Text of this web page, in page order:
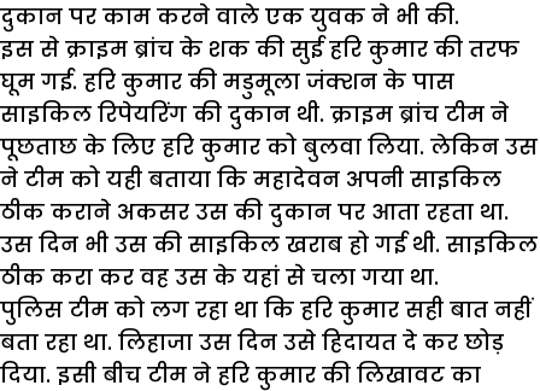
दुकान पर काम करने वाले एक युवक ने भी की.
इस से क्राइम ब्रांच के शक की सुई हरि कुमार की तरफ
घूम गई. हरि कुमार की मडुमूला जंक्शन के पास
साइकिल रिपेयरिंग की दुकान थी. क्राइम ब्रांच टीम ने
पूछताछ के लिए हरि कुमार को बुलवा लिया. लेकिन उस
ने टीम को यही बताया कि महादेवन अपनी साइकिल
ठीक कराने अकसर उस की दुकान पर आता रहता था.
उस दिन भी उस की साइकिल खराब हो गई थी. साइकिल
ठीक करा कर वह उस के यहां से चला गया था.
पुलिस टीम को लग रहा था कि हरि कुमार सही बात नहीं
बता रहा था. लिहाजा उस दिन उसे हिदायत दे कर छोड़
दिया. इसी बीच टीम ने हरि कुमार की लिखावट का